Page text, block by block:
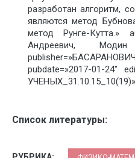
разработан алгоритм,
являются метод
метод Рунге-Кутта.»
Андреевич,
pubdate=»2017-01-24″
Список литературы: